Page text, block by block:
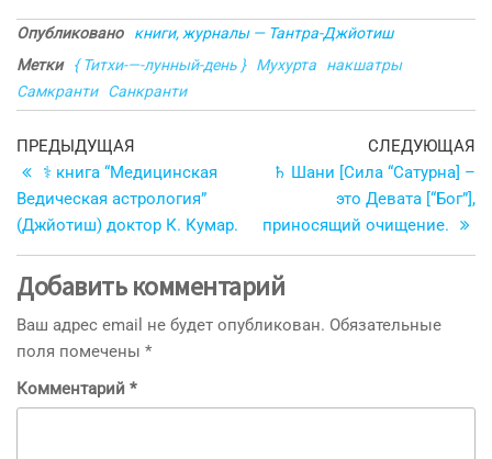
Опубликовано
книги, журналы — Тантра-Джйотиш
Метки
{ Титхи-—-лунный-день } Мухурта
накшатры
Самкранти
Санкранти
Навигация
по
записям
Предыдущая
запись
ПРЕДЫДУЩАЯ
⚕ книга “Медицинская
Ведическая астрология”
(Джйотиш) доктор К. Кумар.
СЛЕДУЮЩАЯ
♄ Шани [Сила “Сатурна] –
это Девата [“Бог”],
приносящий очищение.
Добавить комментарий
Ваш адрес email не будет опубликован. Обязательные
поля помечены *
Комментарий *